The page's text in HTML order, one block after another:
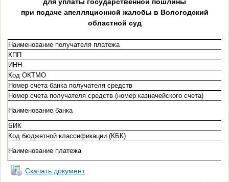
при подаче апелляционной жалобы в Вологодский
областной суд
Наименование получателя платежа
КПП
ИНН
Код ОКТМО
Номер счета банка получателя средств
Номер счета получателя средств (номер казначейского счета)
Наименование банка
БИК
Код бюджетной классификации (КБК)
Наименование платежа
Скачать документ